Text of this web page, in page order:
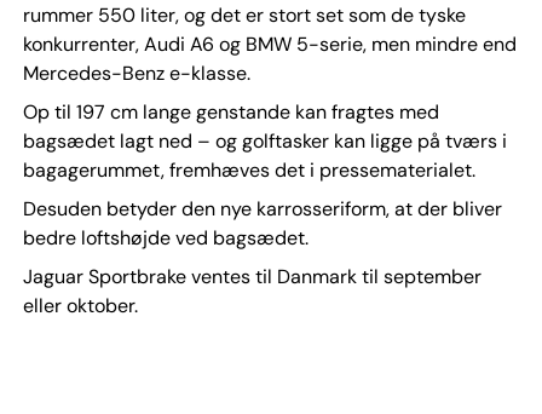
rummer 550 liter, og det er stort set som de tyske
konkurrenter, Audi A6 og BMW 5-serie, men mindre end
Mercedes-Benz e-klasse.
Op til 197 cm lange genstande kan fragtes med
bagsædet lagt ned – og golftasker kan ligge på tværs i
bagagerummet, fremhæves det i pressematerialet.
Desuden betyder den nye karrosseriform, at der bliver
bedre loftshøjde ved bagsædet.
Jaguar Sportbrake ventes til Danmark til september
eller oktober.